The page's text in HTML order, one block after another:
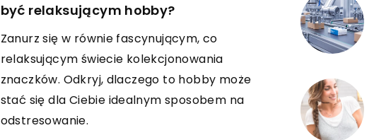
być relaksującym hobby?
Zanurz się w równie fascynującym, co
relaksującym świecie kolekcjonowania
znaczków. Odkryj, dlaczego to hobby może
stać się dla Ciebie idealnym sposobem na
odstresowanie.